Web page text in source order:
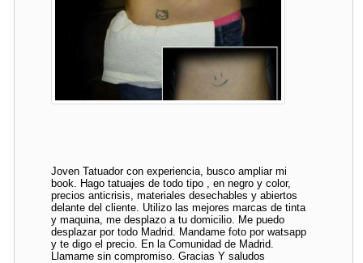
Joven Tatuador con experiencia, busco ampliar mi
book. Hago tatuajes de todo tipo , en negro y color,
precios anticrisis, materiales desechables y abiertos
delante del cliente. Utilizo las mejores marcas de tinta
y maquina, me desplazo a tu domicilio. Me puedo
desplazar por todo Madrid. Mandame foto por watsapp
y te digo el precio. En la Comunidad de Madrid.
Llamame sin compromiso. Gracias Y saludos